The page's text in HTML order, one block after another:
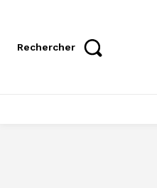
Rechercher